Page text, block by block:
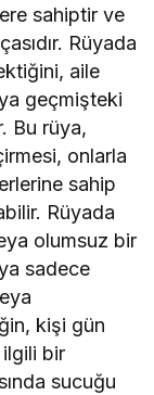
sahiptir ve
Rüyada
aile
geçmişteki
Bu rüya,
onlarla
sahip
Rüyada
olumsuz bir
sadece
kişi gün
bir
sucuğu